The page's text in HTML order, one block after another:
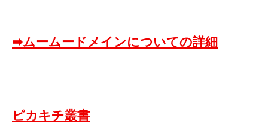
➡ムームードメインについての詳細
ピカキチ叢書